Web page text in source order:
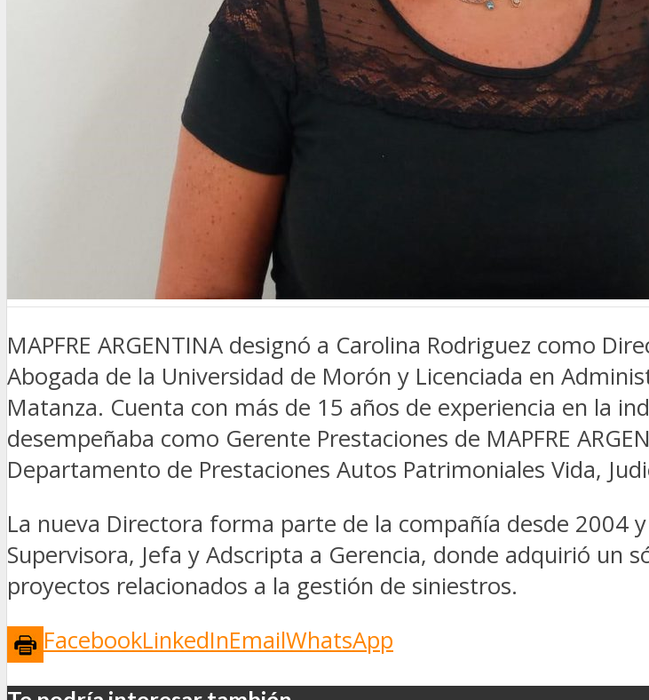
MAPFRE ARGENTINA designó a Carolina Rodriguez como
Abogada de la Universidad de Morón y Licenciada en
Matanza. Cuenta con más de 15 años de experiencia en la
desempeñaba como Gerente Prestaciones de MAPFRE
Departamento de Prestaciones Autos Patrimoniales Vida,
La nueva Directora forma parte de la compañía desde 2004
Supervisora, Jefa y Adscripta a Gerencia, donde adquirió un
proyectos relacionados a la gestión de siniestros.
FacebookLinkedInEmailWhatsApp